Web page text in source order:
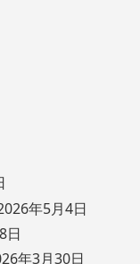
年5月4日
日
年3月30日